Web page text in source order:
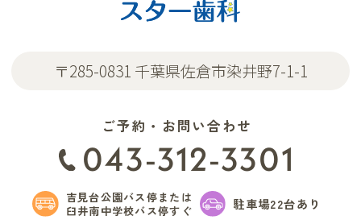
〒285-0831 千葉県佐倉市染井野7-1-1
ご予約・お問い合わせ
043-312-3301
吉見台公園バス停または
臼井南中学校バス停すぐ
駐車場22台あり